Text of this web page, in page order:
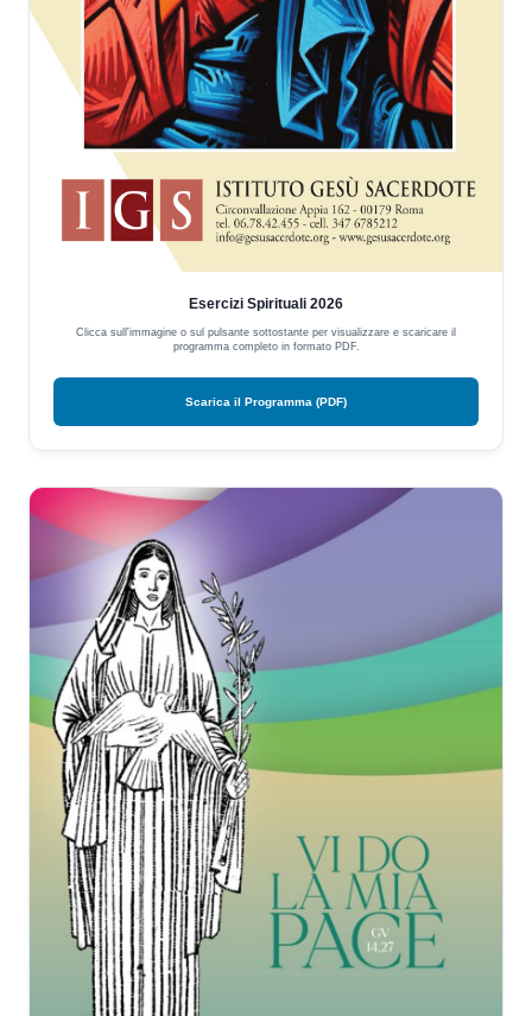
Esercizi Spirituali 2026
Clicca sull'immagine o sul pulsante sottostante per visualizzare e scaricare il
programma completo in formato PDF.
Scarica il Programma (PDF)